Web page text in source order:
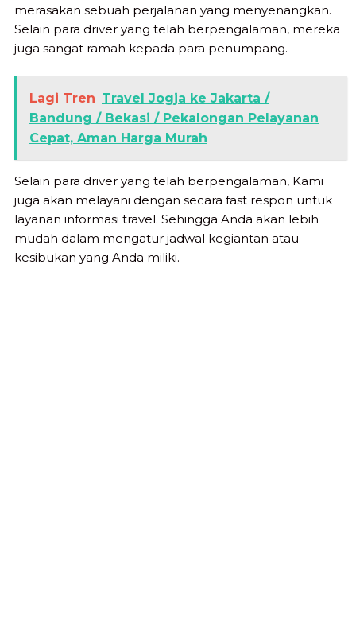
merasakan sebuah perjalanan yang menyenangkan.
Selain para driver yang telah berpengalaman, mereka
juga sangat ramah kepada para penumpang.
Lagi Tren Travel Jogja ke Jakarta /
Bandung / Bekasi / Pekalongan Pelayanan
Cepat, Aman Harga Murah
Selain para driver yang telah berpengalaman, Kami
juga akan melayani dengan secara fast respon untuk
layanan informasi travel. Sehingga Anda akan lebih
mudah dalam mengatur jadwal kegiantan atau
kesibukan yang Anda miliki.